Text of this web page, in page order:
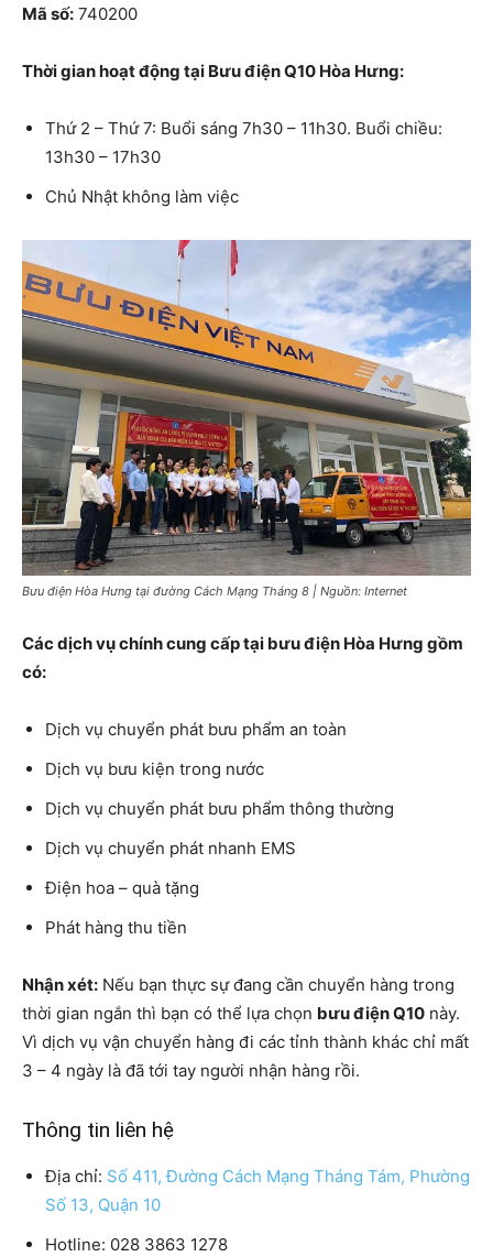
Mã số: 740200
Thời gian hoạt động tại Bưu điện Q10 Hòa Hưng:
Thứ 2 – Thứ 7: Buổi sáng 7h30 – 11h30. Buổi chiều:
13h30 – 17h30
Chủ Nhật không làm việc
Bưu điện Hòa Hưng tại đường Cách Mạng Tháng 8 | Nguồn: Internet
Các dịch vụ chính cung cấp tại bưu điện Hòa Hưng gồm
có:
Dịch vụ chuyển phát bưu phẩm an toàn
Dịch vụ bưu kiện trong nước
Dịch vụ chuyển phát bưu phẩm thông thường
Dịch vụ chuyển phát nhanh EMS
Điện hoa – quà tặng
Phát hàng thu tiền
Nhận xét: Nếu bạn thực sự đang cần chuyển hàng trong
thời gian ngắn thì bạn có thể lựa chọn bưu điện Q10 này.
Vì dịch vụ vận chuyển hàng đi các tỉnh thành khác chỉ mất
3 – 4 ngày là đã tới tay người nhận hàng rồi.
Thông tin liên hệ
Địa chỉ: Số 411, Đường Cách Mạng Tháng Tám, Phường
Số 13, Quận 10
Hotline: 028 3863 1278